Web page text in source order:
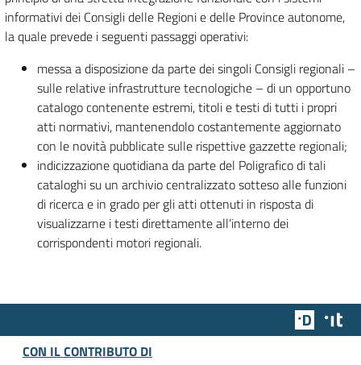
informativi dei Consigli delle Regioni e delle Province autonome,
la quale prevede i seguenti passaggi operativi:
messa a disposizione da parte dei singoli Consigli regionali –
sulle relative infrastrutture tecnologiche – di un opportuno
catalogo contenente estremi, titoli e testi di tutti i propri
atti normativi, mantenendolo costantemente aggiornato
con le novità pubblicate sulle rispettive gazzette regionali;
indicizzazione quotidiana da parte del Poligrafico di tali
cataloghi su un archivio centralizzato sotteso alle funzioni
di ricerca e in grado per gli atti ottenuti in risposta di
visualizzarne i testi direttamente all’interno dei
corrispondenti motori regionali.
Team
CON IL CONTRIBUTO DI